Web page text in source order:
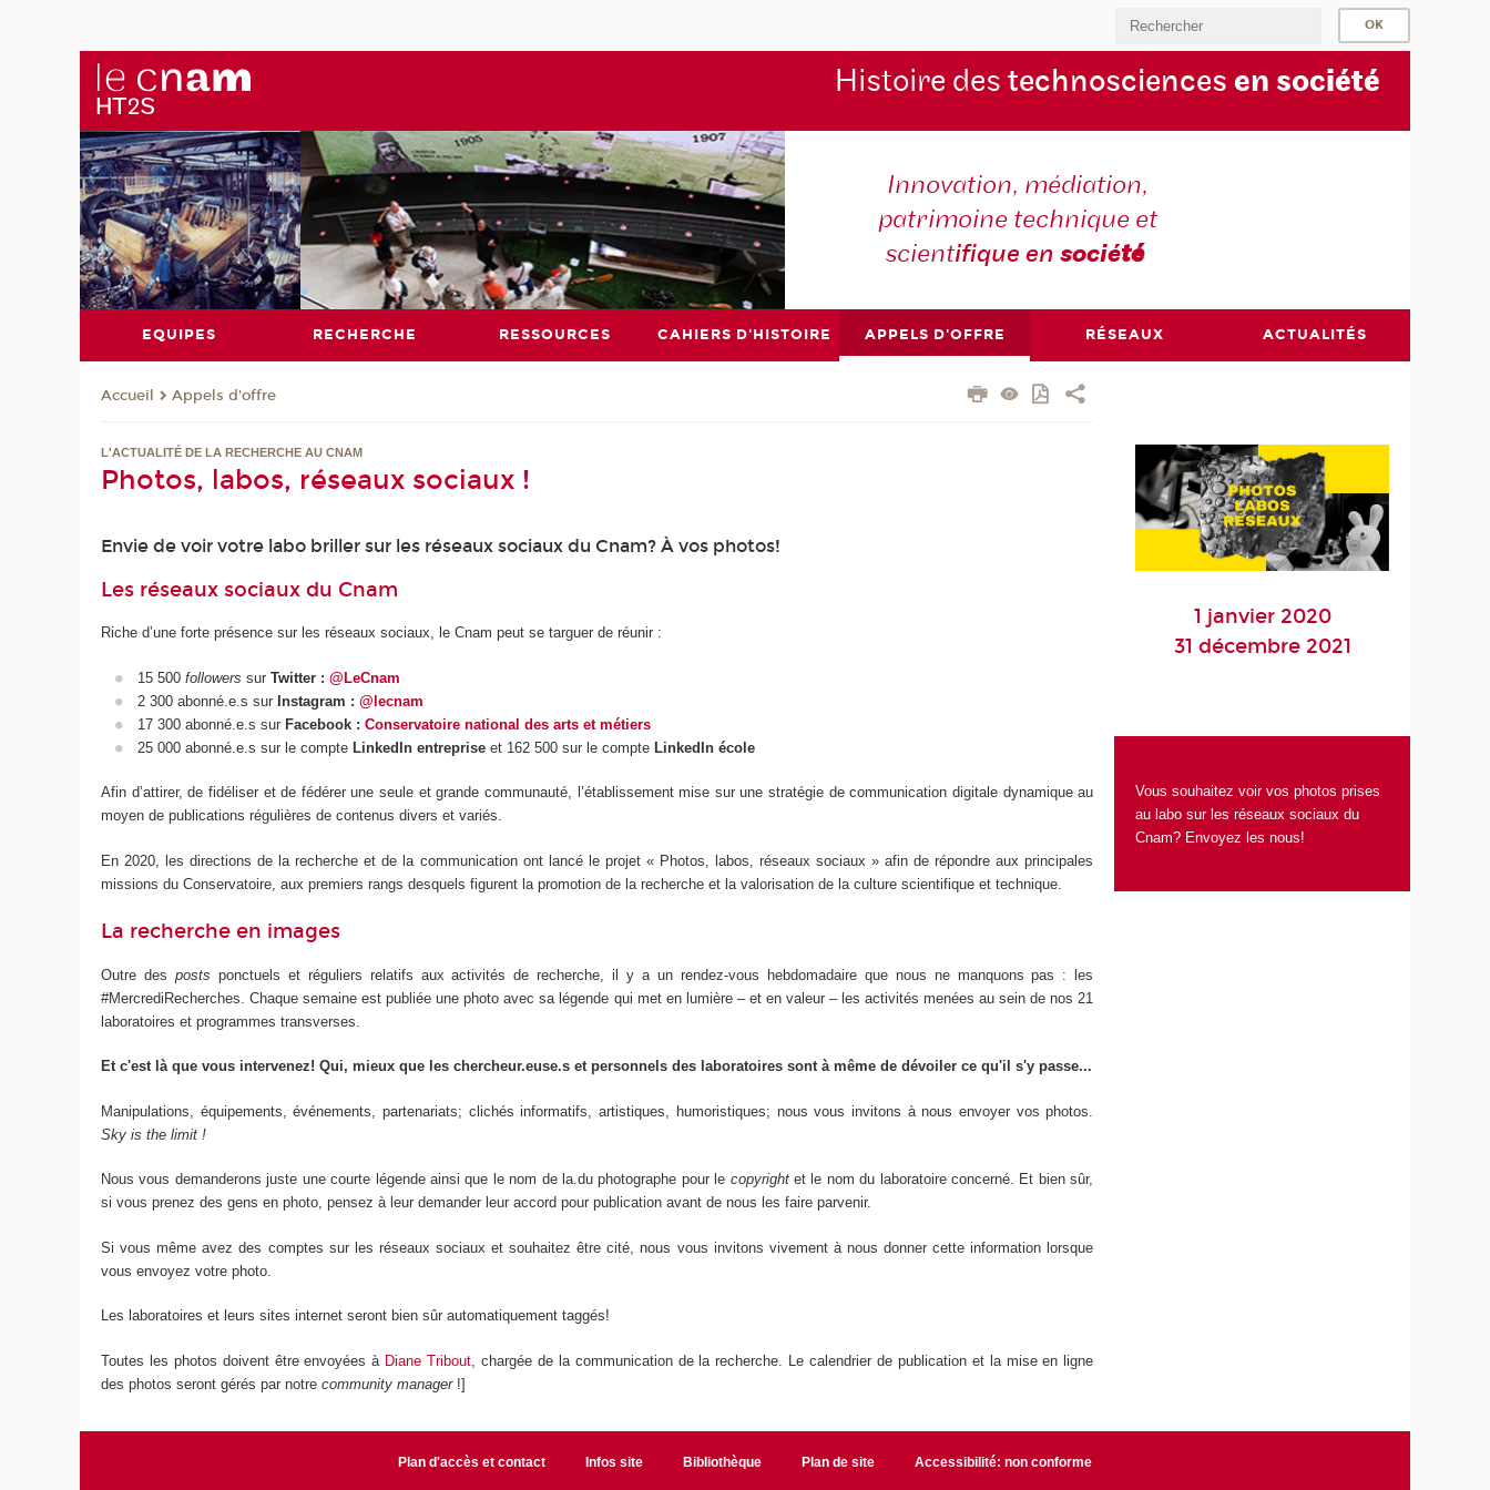
Histoire des technosciences en société
Innovation, médiation,
patrimoine technique et
scientifique ensociété
EQUIPES RECHERCHE RESSOURCES CAHIERS D'HISTOIRE APPELS D'OFFRE RÉSEAUX ACTUALITÉS
Accueil Appels d'offre
L'ACTUALITÉ DE LA RECHERCHE AU CNAM
Photos, labos, réseaux sociaux !
Envie de voir votre labo briller sur les réseaux sociaux du Cnam? À vos photos!
Les réseaux sociaux du Cnam
Riche d’une forte présence sur les réseaux sociaux, le Cnam peut se targuer de réunir :
15 500 followers sur Twitter : @LeCnam
2 300 abonné.e.s sur Instagram : @lecnam
17 300 abonné.e.s sur Facebook : Conservatoire national des arts et métiers
25 000 abonné.e.s sur le compte LinkedIn entreprise et 162 500 sur le compte LinkedIn école
Afin d’attirer, de fidéliser et de fédérer une seule et grande communauté, l’établissement mise sur une stratégie de communication digitale dynamique au
moyen de publications régulières de contenus divers et variés.
En 2020, les directions de la recherche et de la communication ont lancé le projet « Photos, labos, réseaux sociaux » afin de répondre aux principales
missions du Conservatoire, aux premiers rangs desquels figurent la promotion de la recherche et la valorisation de la culture scientifique et technique.
La recherche en images
Outre des posts ponctuels et réguliers relatifs aux activités de recherche, il y a un rendez-vous hebdomadaire que nous ne manquons pas : les
#MercrediRecherches. Chaque semaine est publiée une photo avec sa légende qui met en lumière – et en valeur – les activités menées au sein de nos 21
laboratoires et programmes transverses.
Et c'est là que vous intervenez! Qui, mieux que les chercheur.euse.s et personnels des laboratoires sont à même de dévoiler ce qu'il s'y passe...
Manipulations, équipements, événements, partenariats; clichés informatifs, artistiques, humoristiques; nous vous invitons à nous envoyer vos photos.
Sky is the limit !
Nous vous demanderons juste une courte légende ainsi que le nom de la.du photographe pour le copyrightet le nom du laboratoire concerné. Et bien sûr,
si vous prenez des gens en photo, pensez à leur demander leur accord pour publication avant de nous les faire parvenir.
Si vous même avez des comptes sur les réseaux sociaux et souhaitez être cité, nous vous invitons vivement à nous donner cette information lorsque
vous envoyez votre photo.
Les laboratoires et leurs sites internet seront bien sûr automatiquement taggés!
Toutes les photos doivent être envoyées à Diane Tribout , chargée de la communication de la recherche. Le calendrier de publication et la mise en ligne
des photos seront gérés par notre community manager!]
1 janvier 2020
31 décembre 2021
Vous souhaitez voir vos photos prises
au labo sur les réseaux sociaux du
Cnam? Envoyez les nous!
Plan d'accès et contact Infos site Bibliothèque Plan de site Accessibilité: non conforme